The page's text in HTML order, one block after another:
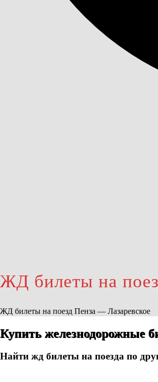
ЖД билеты на
ЖД билеты на поезд Пенза — Лазаревское
Купить железнодорожные
Найти жд билеты на поезда по